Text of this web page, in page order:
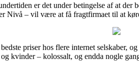
er det under betingelse af at
Nivå – vil være at få fragtfirmaet til at
priser hos flere internet selskaber,
kvinder – kolossalt, og endda nogle